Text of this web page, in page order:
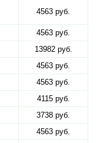
4563 руб.
4563 руб.
13982 руб.
4563 руб.
4563 руб.
4115 руб.
3738 руб.
4563 руб.